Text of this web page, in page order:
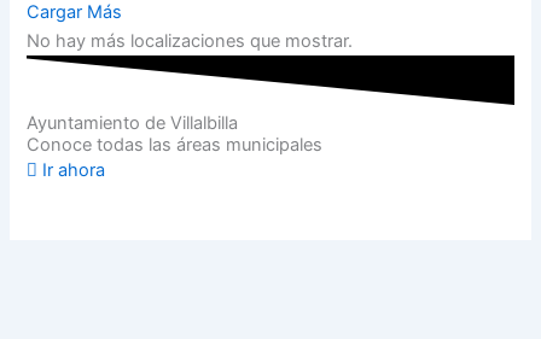
Cargar Más
No hay más localizaciones que mostrar.
Ayuntamiento de Villalbilla
Conoce todas las áreas municipales
Ir ahora